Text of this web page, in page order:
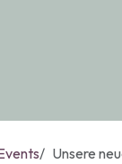
Unsere